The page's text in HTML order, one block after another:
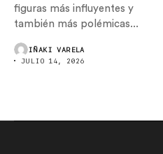
figuras más influyentes y
también más polémicas...
IÑAKI VARELA
JULIO 14, 2026